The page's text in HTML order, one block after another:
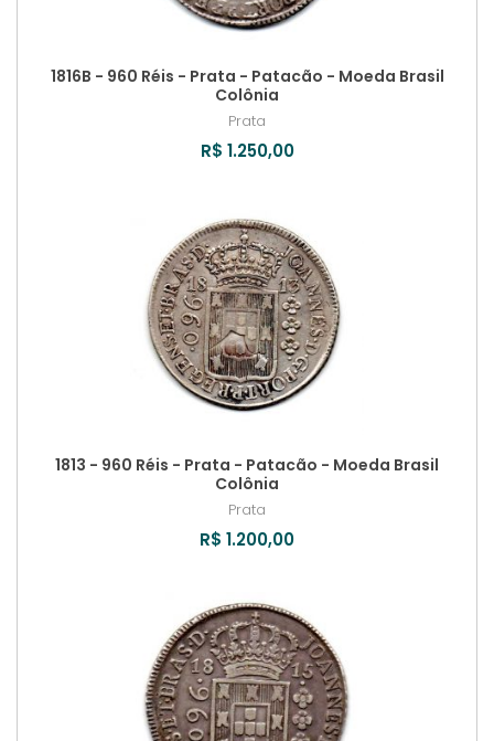
1816B - 960 Réis - Prata - Patacão - Moeda Brasil
Colônia
Prata
R$ 1.250,00
1813 - 960 Réis - Prata - Patacão - Moeda Brasil
Colônia
Prata
R$ 1.200,00